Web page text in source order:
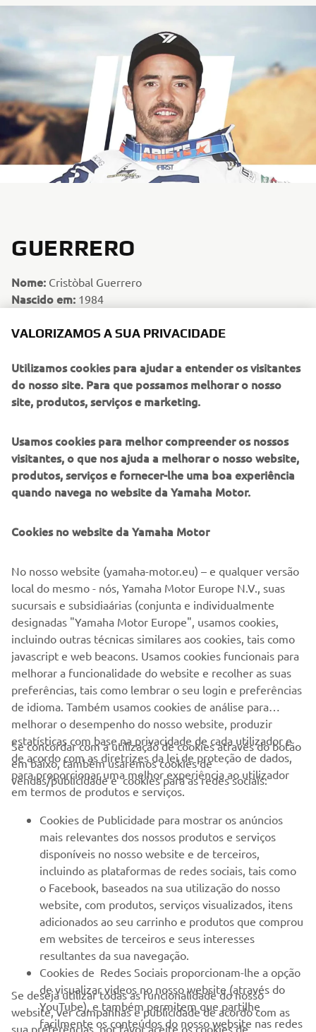
GUERRERO
Nome: Cristòbal Guerrero
Nascido em: 1984
Facto especial:Fez parte da equipa espanhola que
Quatro vezes Campeão de Enduro.
Uma lenda do Enduro por direito próprio, Cristòbal está no
da equipa espanhola júnior que ganhou a sua categoria no
ISDE de 2007 quando tinha apenas 13 anos. Nos anos que
se seguiram, dedicou a sua vida a fazer o seu melhor para
viver em grande e conquistar qualquer desafio que o
mundo lançasse às suas rodas.
Aventuras: The World Raid 2018
EMPRESA
MAIS YAMAHA
SERVIÇO E SUPORTE
NEWSLETTER
Seja o primeiro a saber das últimas ofertas, eventos especiais,
novos lançamentos e muito mais
VALORIZAMOS A SUA PRIVACIDADE
Utilizamos cookies para ajudar a entender os visitantes
do nosso site. Para que possamos melhorar o nosso
site, produtos, serviços e marketing.
Usamos cookies para melhor compreender os nossos
visitantes, o que nos ajuda a melhorar o nosso website,
produtos, serviços e fornecer-lhe uma boa experiência
quando navega no website da Yamaha Motor.
Cookies no website da Yamaha Motor
No nosso website (yamaha-motor.eu) – e qualquer versão
local do mesmo - nós, Yamaha Motor Europe N.V., suas
sucursais e subsidiaárias (conjunta e individualmente
designadas "Yamaha Motor Europe", usamos cookies,
incluindo outras técnicas similares aos cookies, tais como
javascript e web beacons. Usamos cookies funcionais para
melhorar a funcionalidade do website e recolher as suas
preferências, tais como lembrar o seu login e preferências
de idioma. Também usamos cookies de análise para
melhorar o desempenho do nosso website, produzir
estatísticas com base na privacidade de cada utilizador e
de acordo com as diretrizes da lei de proteção de dados,
para proporcionar uma melhor experiência ao utilizador
em termos de produtos e serviços.
Se concordar com a utilização de cookies através do botão
em baixo, também usaremos cookies de
vendas/publicidade e cookies para as redes sociais:
Cookies de Publicidade para mostrar os anúncios
mais relevantes dos nossos produtos e serviços
disponíveis no nosso website e de terceiros,
incluindo as plataformas de redes sociais, tais como
o Facebook, baseados na sua utilização do nosso
website, com produtos, serviços visualizados, itens
adicionados ao seu carrinho e produtos que comprou
em websites de terceiros e seus interesses
resultantes da sua navegação.
Cookies de Redes Sociais proporcionam-lhe a opção
de visualizar videos no nosso website (através do
YouTube), e também permitem que partilhe
facilmente os conteúdos do nosso website nas redes
Se deseja utilizar todas as funcionalidade do nosso
website, ver campanhas e publicidade de acordo com as
sua preferências, por favor aceite os cookies de